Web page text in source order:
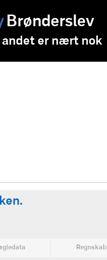
Brønderslev
er nært nok
Regnskab